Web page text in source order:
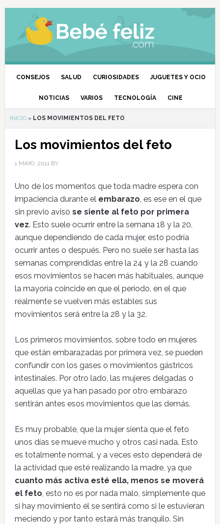
CONSEJOS SALUD CURIOSIDADES JUGUETES Y OCIO
NOTICIAS VARIOS TECNOLOGÍA CINE
INICIO» LOS MOVIMIENTOS DEL FETO
Los movimientos del feto
1 MAYO, 2011BY
Uno de los momentos que toda madre espera con
impaciencia durante el embarazo, es ese en el que
sin previo aviso se siente al feto por primera
vez. Esto suele ocurrir entre la semana 18 y la 20,
aunque dependiendo de cada mujer, esto podría
ocurrir antes o después. Pero no suele ser hasta las
semanas comprendidas entre la 24 y la 28 cuando
esos movimientos se hacen más habituales, aunque
la mayoría coincide en que el periodo, en el que
realmente se vuelven más estables sus
movimientos será entre la 28 y la 32.
Los primeros movimientos, sobre todo en mujeres
que están embarazadas por primera vez, se pueden
confundir con los gases o movimientos gástricos
intestinales. Por otro lado, las mujeres delgadas o
aquellas que ya han pasado por otro embarazo
sentirán antes esos movimientos que las demás.
Es muy probable, que la mujer sienta que el feto
unos días se mueve mucho y otros casi nada. Esto
es totalmente normal, y a veces esto dependerá de
la actividad que esté realizando la madre, ya que
cuanto más activa esté ella, menos se moverá
el feto, esto no es por nada malo, simplemente que
si hay movimiento él se sentirá como si le estuvieran
meciendo y por tanto estará más tranquilo. Sin